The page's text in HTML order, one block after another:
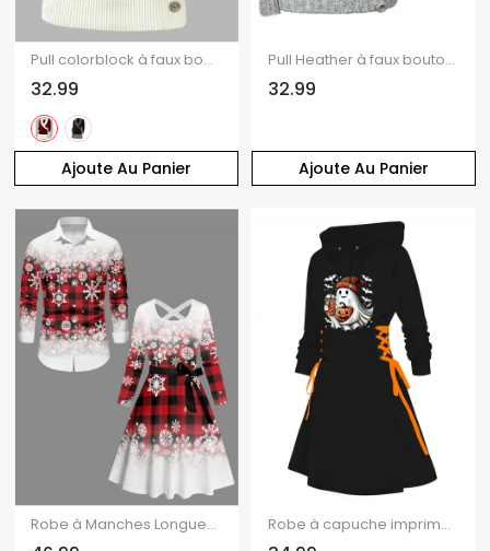
Ajoute Au Panier
Pull colorblock à faux boutons et col cache-cœur, manches longues
32.99
Ajoute Au Panier
Pull Heather à faux boutons, col en V et manches longues
32.99
Robe à Manches Longues avec Boutons et à Imprimé Carreaux en Dégradé de Couleurs pour Noël Robe à capuche imprimée citrouille fantôme d'Halloween, mini-robe à lacets et cordons de serrage